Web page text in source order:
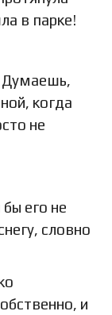
в парке!
Думаешь,
когда
не
его не
словно
и